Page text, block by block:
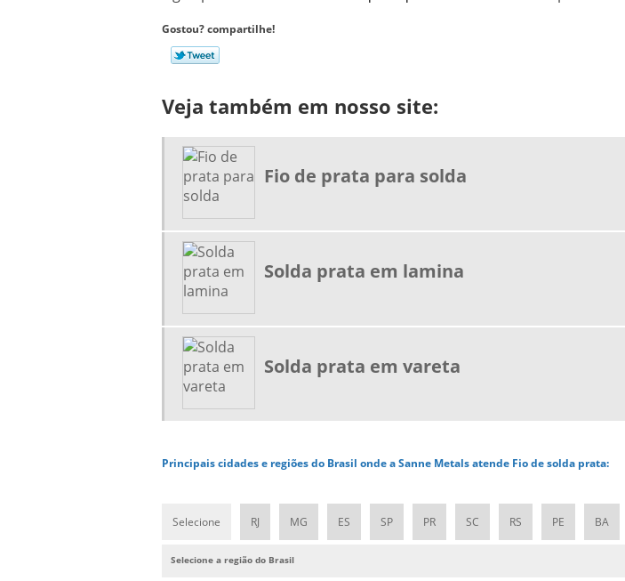
Gostou? compartilhe!
Veja também em nosso site:
Fio de prata para solda
Solda prata em lamina
Solda prata em vareta
Principais cidades e regiões do Brasil onde a Sanne Metals atende Fio de solda prata:
Selecione RJ MG ES SP PR SC RS PE BA
Selecione a região do Brasil